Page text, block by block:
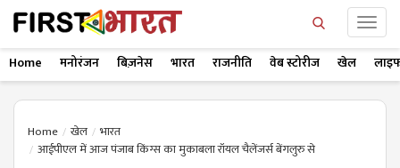
Home मनोरंजन बिज़नेस भारत राजनीति वेब स्टोरीज खेल
Home खेल
भारत
आईपीएल में आज पंजाब किंग्स का मुकाबला रॉयल चैलेंजर्स बेंगलुरु से